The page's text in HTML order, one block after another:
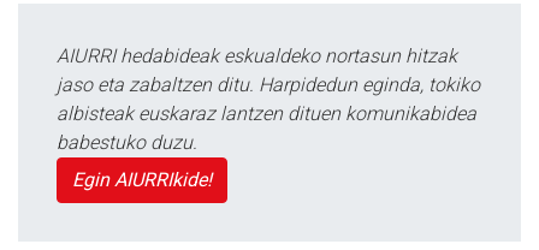
AIURRI hedabideak eskualdeko nortasun hitzak
jaso eta zabaltzen ditu. Harpidedun eginda, tokiko
albisteak euskaraz lantzen dituen komunikabidea
babestuko duzu.
Egin AIURRIkide!